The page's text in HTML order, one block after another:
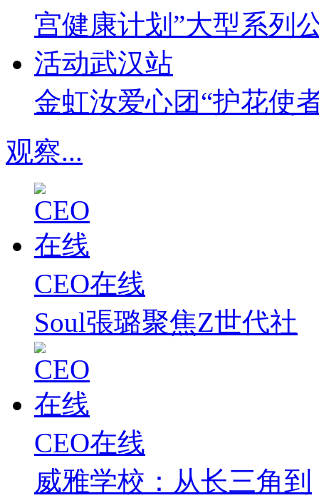
金虹汝爱心团“护花使
观察...
CEO在线
Soul張璐聚焦Z世代社
CEO在线
威雅学校：从长三角到